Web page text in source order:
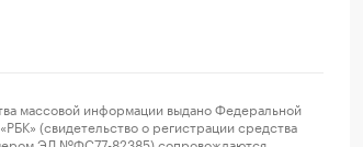
массовой информации выдано Федеральной
(свидетельство о регистрации средства